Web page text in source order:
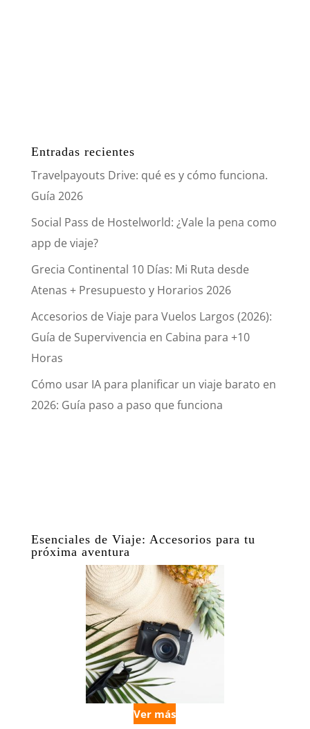
Entradas recientes
Travelpayouts Drive: qué es y cómo funciona.
Guía 2026
Social Pass de Hostelworld: ¿Vale la pena como
app de viaje?
Grecia Continental 10 Días: Mi Ruta desde
Atenas + Presupuesto y Horarios 2026
Accesorios de Viaje para Vuelos Largos (2026):
Guía de Supervivencia en Cabina para +10
Horas
Cómo usar IA para planificar un viaje barato en
2026: Guía paso a paso que funciona
Esenciales de Viaje: Accesorios para tu
próxima aventura
Ver más